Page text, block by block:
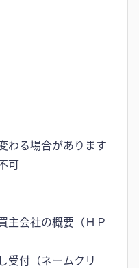
わる場合があります
可
主会社の概要（ＨＰ
受付（ネームクリ